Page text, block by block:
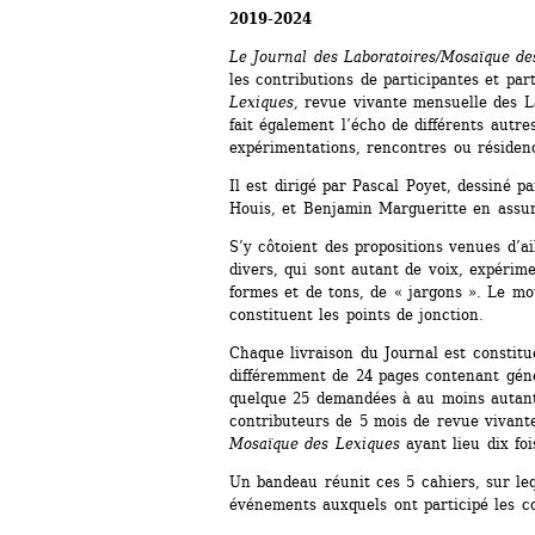
2019-2024
Le Journal des Laboratoires/Mosaïque
les contributions de participantes et
Lexiques, revue vivante mensuelle des
fait également l’écho de différents
expérimentations, rencontres ou
Il est dirigé par Pascal Poyet, dessiné
Houis, et Benjamin Margueritte en
S’y côtoient des propositions venues
divers, qui sont autant de voix,
formes et de tons, de « jargons ». Le
constituent les points de jonction.
Chaque livraison du Journal est
différemment de 24 pages contenant
quelque 25 demandées à au moins
contributeurs de 5 mois de revue
Mosaïque des Lexiquesayant lieu dix
Un bandeau réunit ces 5 cahiers, sur
événements auxquels ont participé les